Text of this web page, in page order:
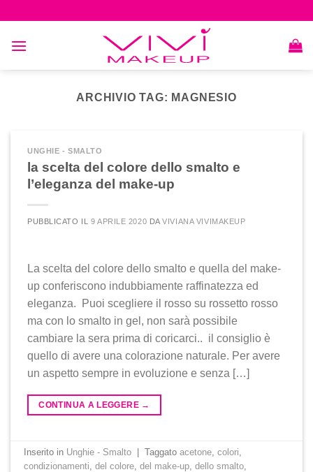
content
ARCHIVIO TAG: MAGNESIO
UNGHIE - SMALTO
la scelta del colore dello smalto e
l’eleganza del make-up
PUBBLICATO IL 9 APRILE 2020 DAVIVIANA VIVIMAKEUP
La scelta del colore dello smalto e quella del make-
up conferiscono indubbiamente raffinatezza ed
eleganza. Puoi scegliere il rosso su rossetto rosso
ma con lo smalto in gel, non sarà possibile
cambiare la sera prima di coricarci.. il consiglio è
quello di avere una colorazione naturale. Per avere
un aspetto sempre in evoluzione e senza […]
CONTINUA A LEGGERE →
Inserito in Unghie - Smalto Taggatoacetone ,colori
condizionamenti ,del colore ,del make-up ,dello smalto